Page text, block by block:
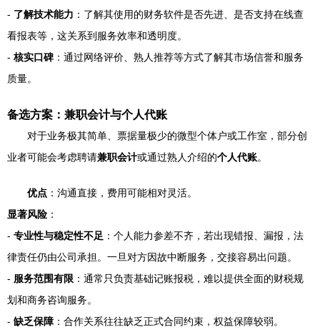
- 了解技术能力 ：了解其使用的财务软件是否先进、是否支持在线查
看报表等，这关系到服务效率和透明度。
- 核实口碑 ：通过网络评价、熟人推荐等方式了解其市场信誉和服务
质量。
备选方案：兼职会计与个人代账
对于业务极其简单、票据量极少的微型个体户或工作室，部分创
业者可能会考虑聘请兼职会计或通过熟人介绍的个人代账。
优点 ：沟通直接，费用可能相对灵活。
显著风险 ：
- 专业性与稳定性不足 ：个人能力参差不齐，若出现错报、漏报，法
律责任仍由公司承担。一旦对方因故中断服务，交接容易出问题。
- 服务范围有限 ：通常只负责基础记账报税，难以提供全面的财税规
划和商务咨询服务。
- 缺乏保障 ：合作关系往往缺乏正式合同约束，权益保障较弱。